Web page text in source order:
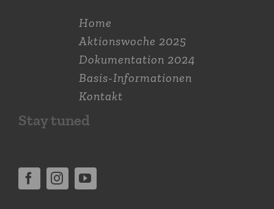
Home
Aktions­woche 2025
Dokumen­tation 2024
Basis-Informationen
Kontakt
Stay tuned